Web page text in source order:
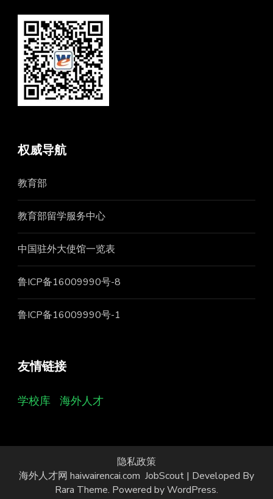
权威导航
教育部
教育部留学服务中心
中国驻外大使馆一览表
鲁ICP备16009990号-8
鲁ICP备16009990号-1
友情链接
学校库 海外人才
隐私政策
海外人才网 haiwairencai.com JobScout | Developed By
Rara Theme. Powered byWordPress.